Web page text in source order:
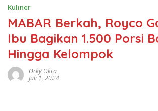
Kuliner
MABAR Berkah, Royco
Ibu Bagikan 1.500 Porsi
Hingga Kelompok
Ocky Okta
Juli 1, 2024